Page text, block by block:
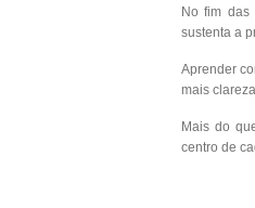
No fim das
sustenta a
Aprender
mais
Mais do
centro de